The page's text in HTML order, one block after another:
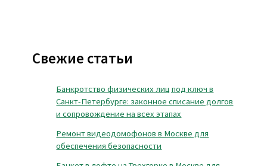
Свежие статьи
Банкротство физических лиц под ключ в
Санкт-Петербурге: законное списание долгов
и сопровождение на всех этапах
Ремонт видеодомофонов в Москве для
обеспечения безопасности